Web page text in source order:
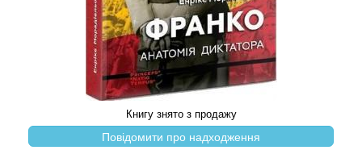
Книгу знято з продажу
Повідомити про надходження